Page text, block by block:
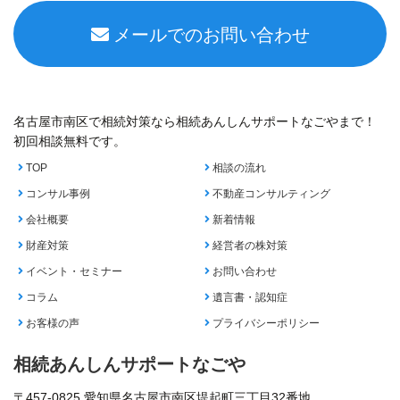
メールでのお問い合わせ
名古屋市南区で相続対策なら相続あんしんサポートなごやまで！
初回相談無料です。
TOP 相談の流れ
コンサル事例 不動産コンサルティング
会社概要 新着情報
財産対策 経営者の株対策
イベント・セミナー お問い合わせ
コラム 遺言書・認知症
お客様の声 プライバシーポリシー
相続あんしんサポートなごや